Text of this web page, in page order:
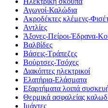
Αγωγοί-Καλώδια
Ακροδέκτες κλέμενς-
Αντλίες
Άξονες-Πείροι-Έδρανα-
Βαλβίδες
Βάσεις-Τράπεζες
Βούρτσες-Τσόχες
Διακόπτες ηλεκτρικοί
Ελατήρια-Ελάσματα
Εξαρτήματα λοιπά
Θερμικά ασφαλείας
Ιμάντες